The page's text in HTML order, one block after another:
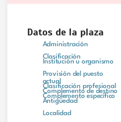
Datos de la plaza
Administración
Clasificación
Institución u organismo
Provisión del puesto
actual
Clasificación profesional
Complemento de destino
Complemento específico
Antigüedad
Localidad